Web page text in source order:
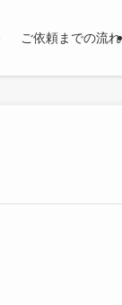
ご依頼までの流れ